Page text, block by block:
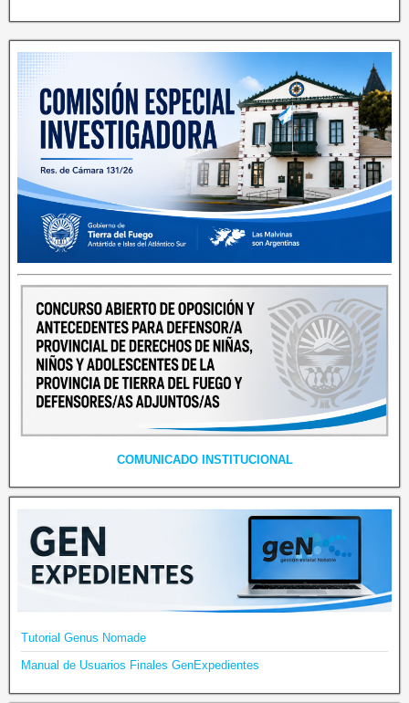
COMUNICADO INSTITUCIONAL
Tutorial Genus Nomade
Manual de Usuarios Finales GenExpedientes